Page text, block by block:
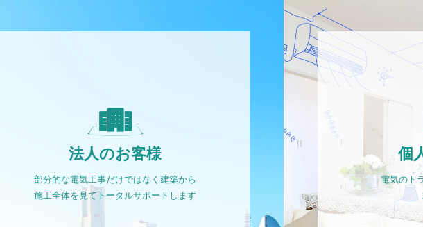
法人のお客様
部分的な電気工事だけではなく建築から
施工全体を見てトータルサポートします
個
電気のト